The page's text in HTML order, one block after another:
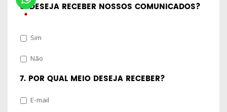
6. DESEJA RECEBER NOSSOS COMUNICADOS?
*
Sim
Não
7. POR QUAL MEIO DESEJA RECEBER?
E-mail